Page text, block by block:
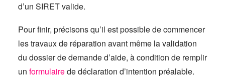
d’un SIRET valide.
Pour finir, précisons qu’il est possible de commencer
les travaux de réparation avant même la validation
du dossier de demande d’aide, à condition de remplir
un formulairede déclaration d’intention préalable.